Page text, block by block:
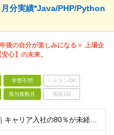
分実績*Java/PHP/Python
後の自分が楽しみになる＞ 上場企
心】の未来。
学歴不問 ベテランOK
賞与複数月 面接1回
★IT業界未経験OK｜キャリア入社の80％が未経験スタート！ ★第二新卒OK ★学歴不問 ＼このような方を歓迎しています！／ ・IT業界に興味があり、ゼロから学ぶ意欲がある方 ・社会人経験（業界不問